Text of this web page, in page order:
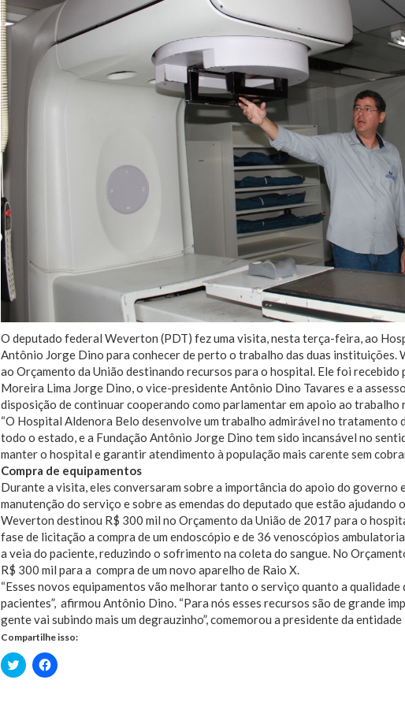
O deputado federal Weverton (PDT) fez uma visita, nesta terça-feira, ao
Antônio Jorge Dino para conhecer de perto o trabalho das duas instituições.
ao Orçamento da União destinando recursos para o hospital. Ele foi recebido
Moreira Lima Jorge Dino, o vice-presidente Antônio Dino Tavares e a
disposição de continuar cooperando como parlamentar em apoio ao trabalho
“O Hospital Aldenora Belo desenvolve um trabalho admirável no tratamento
todo o estado, e a Fundação Antônio Jorge Dino tem sido incansável no
manter o hospital e garantir atendimento à população mais carente sem
Compra de equipamentos
Durante a visita, eles conversaram sobre a importância do apoio do governo
manutenção do serviço e sobre as emendas do deputado que estão ajudando
Weverton destinou R$ 300 mil no Orçamento da União de 2017 para o
fase de licitação a compra de um endoscópio e de 36 venoscópios
a veia do paciente, reduzindo o sofrimento na coleta do sangue. No
R$ 300 mil para a compra de um novo aparelho de Raio X.
“Esses novos equipamentos vão melhorar tanto o serviço quanto a
pacientes”, afirmou Antônio Dino. “Para nós esses recursos são de grande
gente vai subindo mais um degrauzinho”, comemorou a presidente da
Compartilhe isso:
Clique
para
Clique
para